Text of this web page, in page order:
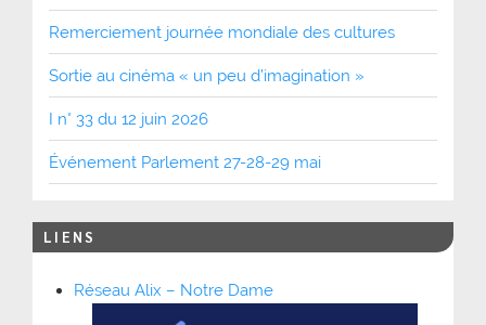
Remerciement journée mondiale des cultures
Sortie au cinéma « un peu d’imagination »
I n° 33 du 12 juin 2026
Événement Parlement 27-28-29 mai
LIENS
Réseau Alix – Notre Dame